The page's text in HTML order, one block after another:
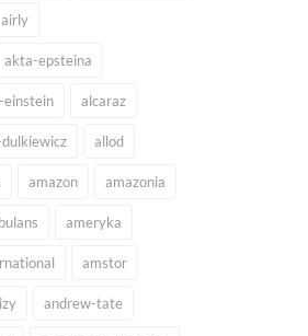
airly
akta-epsteina
alcaraz
allod
amazon amazonia
ameryka
amstor
andrew-tate